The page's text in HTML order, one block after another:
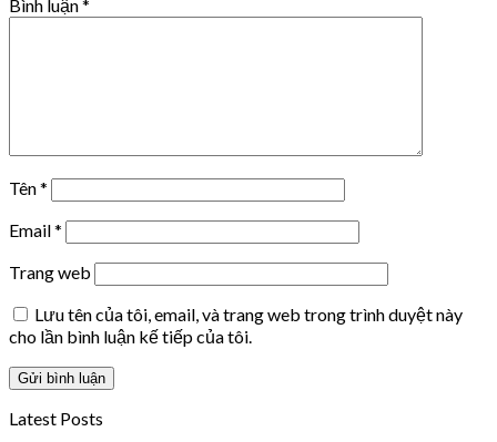
Bình luận*
Tên*
Email*
Trang web
Lưu tên của tôi, email, và trang web trong trình duyệt này
cho lần bình luận kế tiếp của tôi.
Latest Posts